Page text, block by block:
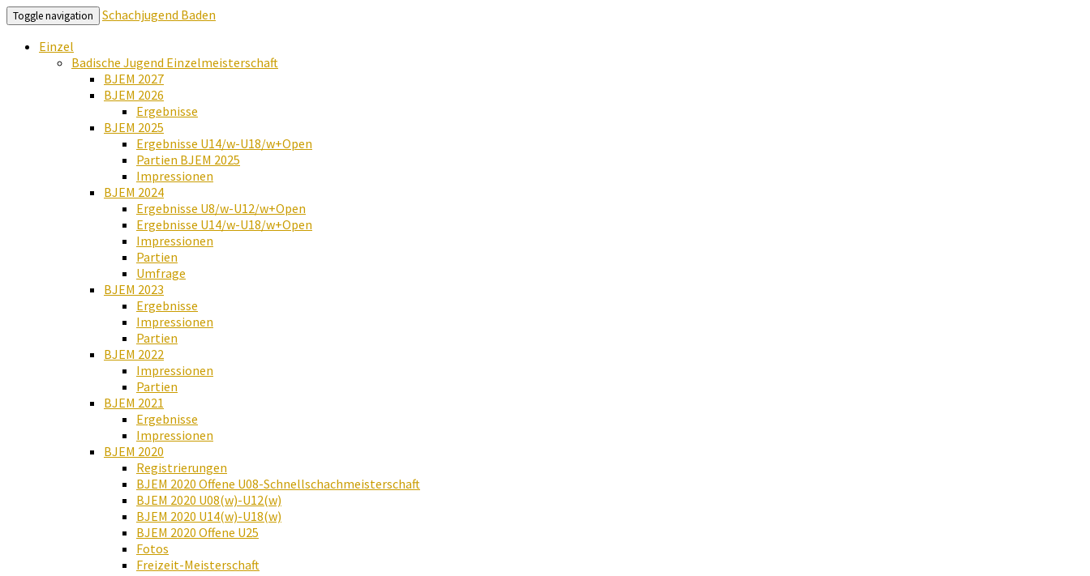
Toggle navigation
Schachjugend Baden
Einzel
Badische Jugend Einzelmeisterschaft
BJEM 2027
BJEM 2026
Ergebnisse
BJEM 2025
Ergebnisse U14/w-U18/w+Open
Partien BJEM 2025
Impressionen
BJEM 2024
Ergebnisse U8/w-U12/w+Open
Ergebnisse U14/w-U18/w+Open
Impressionen
Partien
Umfrage
BJEM 2023
Ergebnisse
Impressionen
Partien
BJEM 2022
Impressionen
Partien
BJEM 2021
Ergebnisse
Impressionen
BJEM 2020
Registrierungen
BJEM 2020 Offene U08-Schnellschachmeisterschaft
BJEM 2020 U08(w)-U12(w)
BJEM 2020 U14(w)-U18(w)
BJEM 2020 Offene U25
Fotos
Freizeit-Meisterschaft